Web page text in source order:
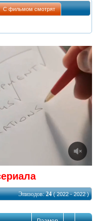
С фильмом смотрят
Эпизодов:24( 2022 - 2022 )